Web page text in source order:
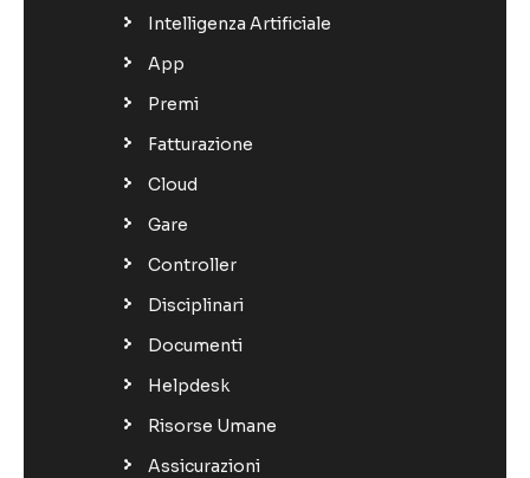
Intelligenza Artificiale
App
Premi
Fatturazione
Cloud
Gare
Controller
Disciplinari
Documenti
Helpdesk
Risorse Umane
Assicurazioni